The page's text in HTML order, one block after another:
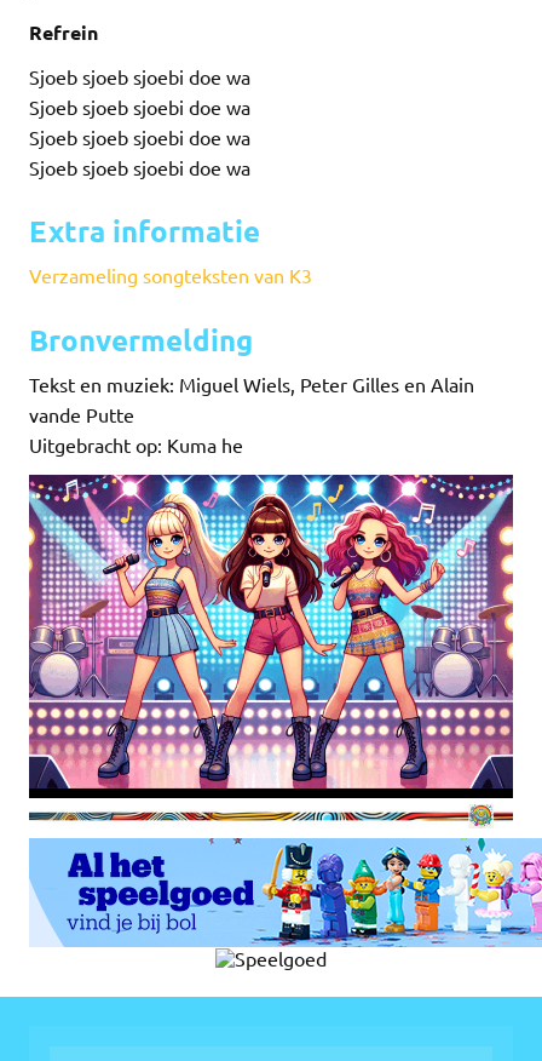
Refrein
Sjoeb sjoeb sjoebi doe wa
Sjoeb sjoeb sjoebi doe wa
Sjoeb sjoeb sjoebi doe wa
Sjoeb sjoeb sjoebi doe wa
Extra informatie
Verzameling songteksten van K3
Bronvermelding
Tekst en muziek: Miguel Wiels, Peter Gilles en Alain
vande Putte
Uitgebracht op: Kuma he